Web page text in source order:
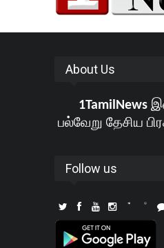
About Us
1TamilNews
பல்வேறு தேசிய
Follow us